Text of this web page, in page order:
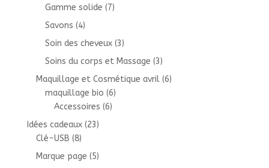
Gamme solide (7)
Savons (4)
Soin des cheveux (3)
Soins du corps et Massage (3)
Maquillage et Cosmétique avril (6)
maquillage bio (6)
Accessoires (6)
Idées cadeaux (23)
Clé-USB (8)
Marque page (5)